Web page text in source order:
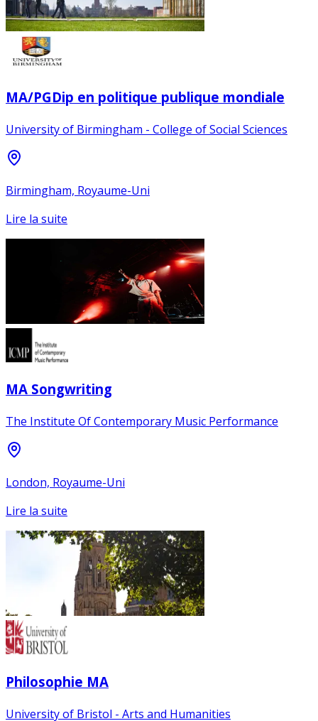
MA/PGDip en politique publique mondiale
University of Birmingham - College of Social Sciences
Birmingham, Royaume-Uni
Lire la suite
MA Songwriting
The Institute Of Contemporary Music Performance
London, Royaume-Uni
Lire la suite
Philosophie MA
University of Bristol - Arts and Humanities